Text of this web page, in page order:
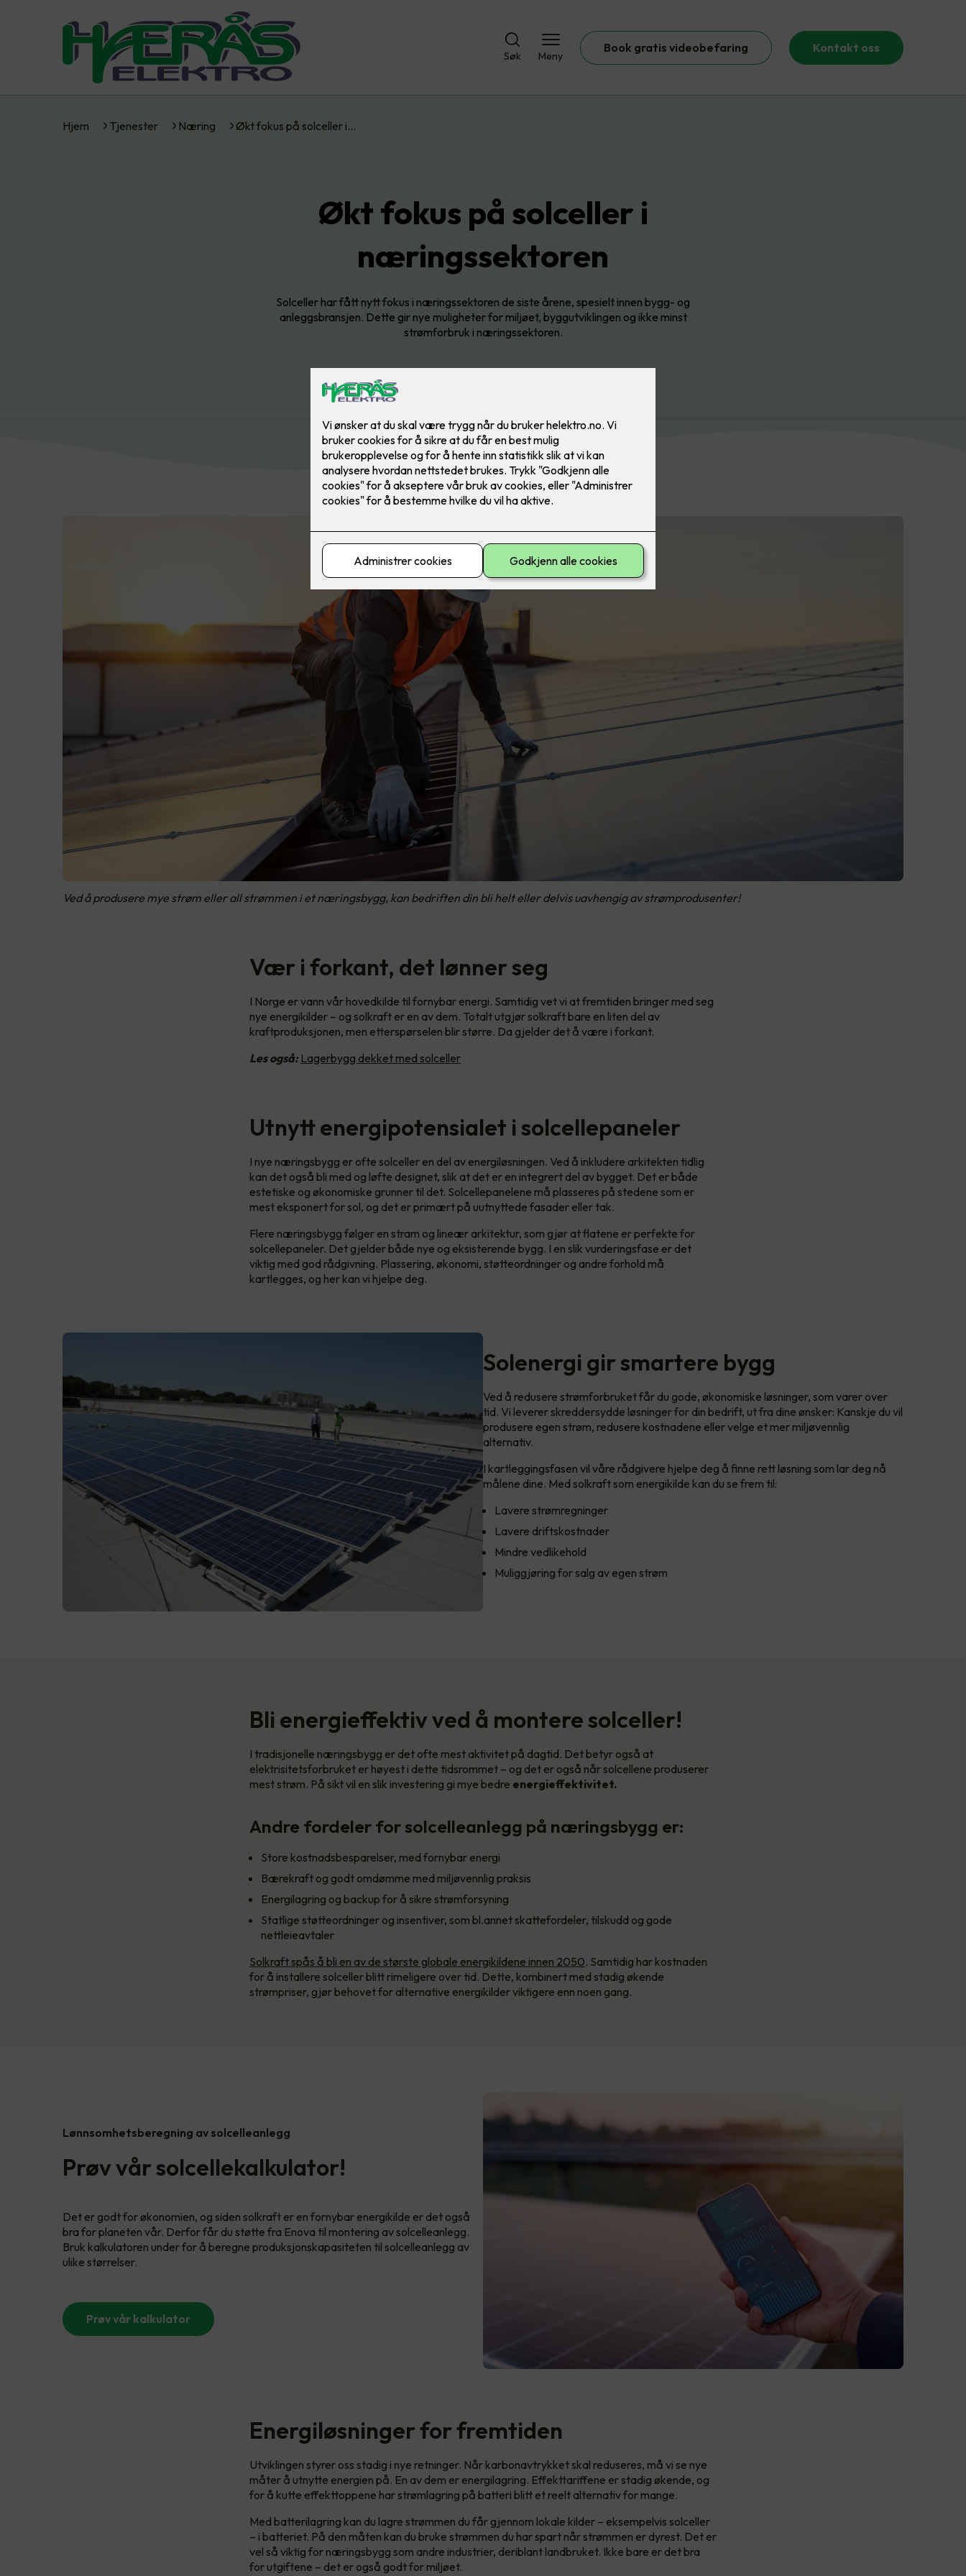
Søk Meny
Book gratis videobefaring Kontakt oss
Hjem Tjenester Næring Økt fokus på solceller i…
Økt fokus på solceller i
næringssektoren
Solceller har fått nytt fokus i næringssektoren de siste årene, spesielt innen bygg- og
anleggsbransjen. Dette gir nye muligheter for miljøet, byggutviklingen og ikke minst
strømforbruk i næringssektoren.
Ved å produsere mye strøm eller all strømmen i et næringsbygg, kan bedriften din bli helt eller delvis uavhengig av strømprodusenter!
Vær i forkant, det lønner seg
I Norge er vann vår hovedkilde til fornybar energi. Samtidig vet vi at fremtiden bringer med seg
nye energikilder – og solkraft er en av dem. Totalt utgjør solkraft bare en liten del av
kraftproduksjonen, men etterspørselen blir større. Da gjelder det å være i forkant.
Les også: Lagerbygg dekket med solceller
Utnytt energipotensialet i solcellepaneler
I nye næringsbygg er ofte solceller en del av energiløsningen. Ved å inkludere arkitekten tidlig
kan det også bli med og løfte designet, slik at det er en integrert del av bygget. Det er både
estetiske og økonomiske grunner til det. Solcellepanelene må plasseres på stedene som er
mest eksponert for sol, og det er primært på uutnyttede fasader eller tak.
Flere næringsbygg følger en stram og lineær arkitektur, som gjør at flatene er perfekte for
solcellepaneler. Det gjelder både nye og eksisterende bygg. I en slik vurderingsfase er det
viktig med god rådgivning. Plassering, økonomi, støtteordninger og andre forhold må
kartlegges, og her kan vi hjelpe deg.
Solenergi gir smartere bygg
Ved å redusere strømforbruket får du gode, økonomiske løsninger, som varer over
tid. Vi leverer skreddersydde løsninger for din bedrift, ut fra dine ønsker: Kanskje du vil
produsere egen strøm, redusere kostnadene eller velge et mer miljøvennlig
alternativ.
I kartleggingsfasen vil våre rådgivere hjelpe deg å finne rett løsning som lar deg nå
målene dine. Med solkraft som energikilde kan du se frem til:
Lavere strømregninger
Lavere driftskostnader
Mindre vedlikehold
Muliggjøring for salg av egen strøm
Bli energieffektiv ved å montere solceller!
I tradisjonelle næringsbygg er det ofte mest aktivitet på dagtid. Det betyr også at
elektrisitetsforbruket er høyest i dette tidsrommet – og det er også når solcellene produserer
mest strøm. På sikt vil en slik investering gi mye bedre energieffektivitet.
Andre fordeler for solcelleanlegg på næringsbygg er:
Store kostnadsbesparelser, med fornybar energi
Bærekraft og godt omdømme med miljøvennlig praksis
Energilagring og backup for å sikre strømforsyning
Statlige støtteordninger og insentiver, som bl.annet skattefordeler, tilskudd og gode
nettleieavtaler
Solkraft spås å bli en av de største globale energikildene innen 2050. Samtidig har kostnaden
for å installere solceller blitt rimeligere over tid. Dette, kombinert med stadig økende
strømpriser, gjør behovet for alternative energikilder viktigere enn noen gang.
Lønnsomhetsberegning av solcelleanlegg
Prøv vår solcellekalkulator!
Det er godt for økonomien, og siden solkraft er en fornybar energikilde er det også
bra for planeten vår. Derfor får du støtte fra Enova til montering av solcelleanlegg.
Bruk kalkulatoren under for å beregne produksjonskapasiteten til solcelleanlegg av
ulike størrelser.
Prøv vår kalkulator
Energiløsninger for fremtiden
Utviklingen styrer oss stadig i nye retninger. Når karbonavtrykket skal reduseres, må vi se nye
måter å utnytte energien på. En av dem er energilagring. Effekttariffene er stadig økende, og
for å kutte effekttoppene har strømlagring på batteri blitt et reelt alternativ for mange.
Med batterilagring kan du lagre strømmen du får gjennom lokale kilder – eksempelvis solceller
– i batteriet. På den måten kan du bruke strømmen du har spart når strømmen er dyrest. Det er
vel så viktig for næringsbygg som andre industrier, deriblant landbruket. Ikke bare er det bra
for utgiftene – det er også godt for miljøet.